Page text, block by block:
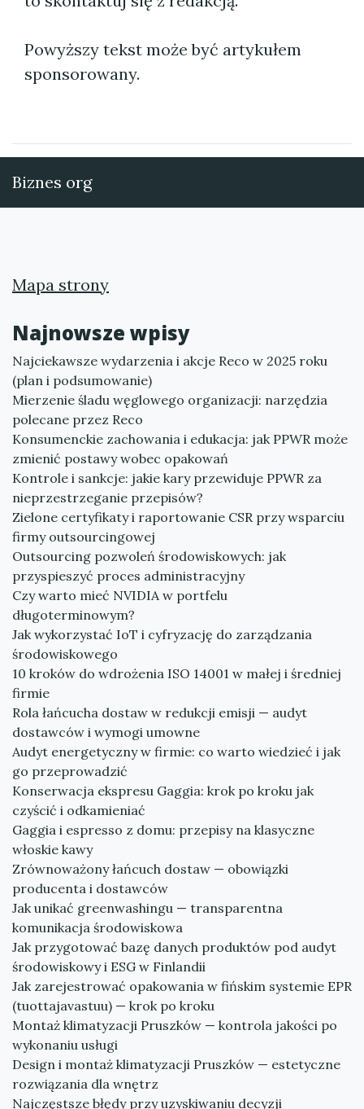
Powyższy tekst może być artykułem
sponsorowany.
Biznes org
Mapa strony
Najnowsze wpisy
Najciekawsze wydarzenia i akcje Reco w 2025 roku
(plan i podsumowanie)
Mierzenie śladu węglowego organizacji: narzędzia
polecane przez Reco
Konsumenckie zachowania i edukacja: jak PPWR może
zmienić postawy wobec opakowań
Kontrole i sankcje: jakie kary przewiduje PPWR za
nieprzestrzeganie przepisów?
Zielone certyfikaty i raportowanie CSR przy wsparciu
firmy outsourcingowej
Outsourcing pozwoleń środowiskowych: jak
przyspieszyć proces administracyjny
Czy warto mieć NVIDIA w portfelu
długoterminowym?
Jak wykorzystać IoT i cyfryzację do zarządzania
środowiskowego
10 kroków do wdrożenia ISO 14001 w małej i średniej
firmie
Rola łańcucha dostaw w redukcji emisji — audyt
dostawców i wymogi umowne
Audyt energetyczny w firmie: co warto wiedzieć i jak
go przeprowadzić
Konserwacja ekspresu Gaggia: krok po kroku jak
czyścić i odkamieniać
Gaggia i espresso z domu: przepisy na klasyczne
włoskie kawy
Zrównoważony łańcuch dostaw — obowiązki
producenta i dostawców
Jak unikać greenwashingu — transparentna
komunikacja środowiskowa
Jak przygotować bazę danych produktów pod audyt
środowiskowy i ESG w Finlandii
Jak zarejestrować opakowania w fińskim systemie EPR
(tuottajavastuu) — krok po kroku
Montaż klimatyzacji Pruszków — kontrola jakości po
wykonaniu usługi
Design i montaż klimatyzacji Pruszków — estetyczne
rozwiązania dla wnętrz
Najczęstsze błędy przy uzyskiwaniu decyzji